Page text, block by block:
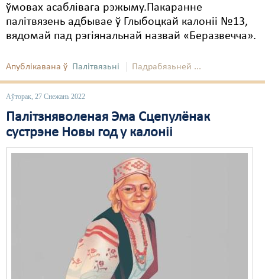
ўмовах асаблівага рэжыму.Пакаранне
палітвязень адбывае ў Глыбоцкай калоніі №13,
вядомай пад рэгіянальнай назвай «Беразвечча».
Апублікавана ў Палітвязьні Падрабязьней ...
Аўторак, 27 Снежань 2022
Палітзняволеная Эма Сцепулёнак
сустрэне Новы год у калоніі